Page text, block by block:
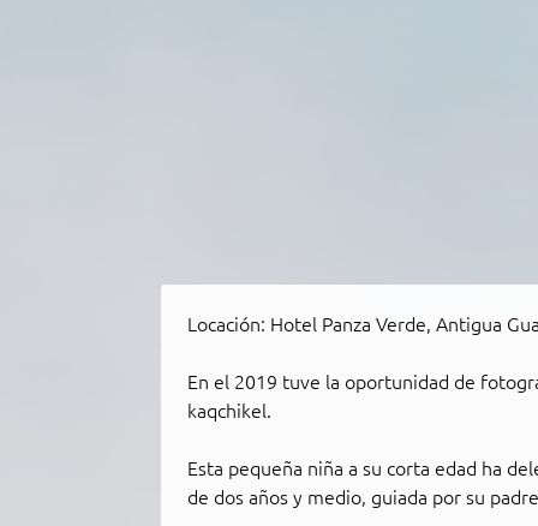
Locación: Hotel Panza Verde, Antigua
En el 2019 tuve la oportunidad de
kaqchikel.
Esta pequeña niña a su corta edad ha
de dos años y medio, guiada por su